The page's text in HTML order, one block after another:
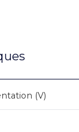
(V)